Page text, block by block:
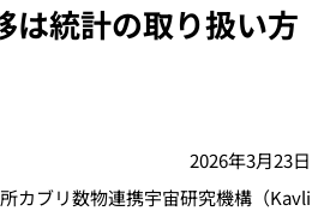
は統計の取り扱い方
2026年3月23日
カブリ数物連携宇宙研究機構（Kavli